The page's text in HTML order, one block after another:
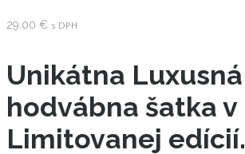
29.00 € s DPH
Unikátna Luxusná
hodvábna šatka v
Limitovanej edícií.